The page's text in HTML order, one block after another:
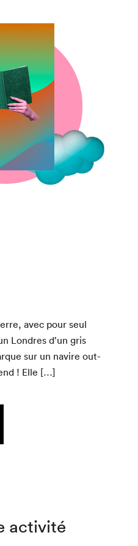
avec pour seul
Lon­dres d’un gris
sur un navire out­
! Elle […]
activité